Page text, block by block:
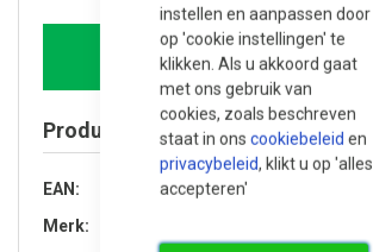
instellen en aanpassen door
op 'cookie instellingen' te
klikken. Als u akkoord gaat
met ons gebruik van
cookies, zoals beschreven
staat in ons cookiebeleid en
privacybeleid, klikt u op 'alles
accepteren'
In winkelwagen
Product specificaties
EAN
Merk